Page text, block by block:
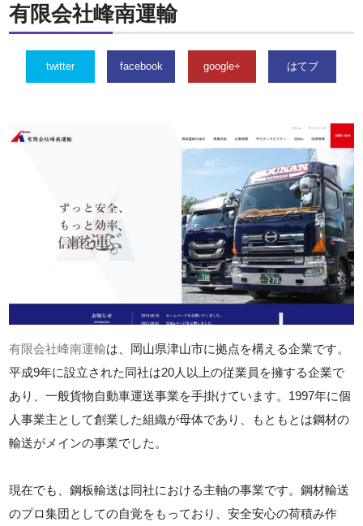
有限会社峰南運輸
twitter facebook google+ はてブ
有限会社峰南運輸は、岡山県津山市に拠点を構える企業です。
平成9年に設立された同社は20人以上の従業員を擁する企業で
あり、一般貨物自動車運送事業を手掛けています。1997年に個
人事業主として創業した組織が母体であり、もともとは鋼材の
輸送がメインの事業でした。
現在でも、鋼板輸送は同社における主軸の事業です。鋼材輸送
のプロ集団としての自覚をもっており、安全安心の荷積み作